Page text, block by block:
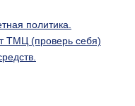
политика.
ТМЦ (проверь себя)